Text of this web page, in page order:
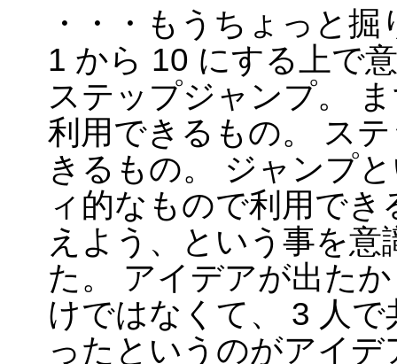
・・・もうちょっと
1 から 10 にする上で
ステップジャンプ。
利用できるもの。 ス
きるもの。 ジャンプ
ィ的なもので利用で
えよう、という事を
た。 アイデアが出た
けではなくて、 3 人
ったというのがアイ